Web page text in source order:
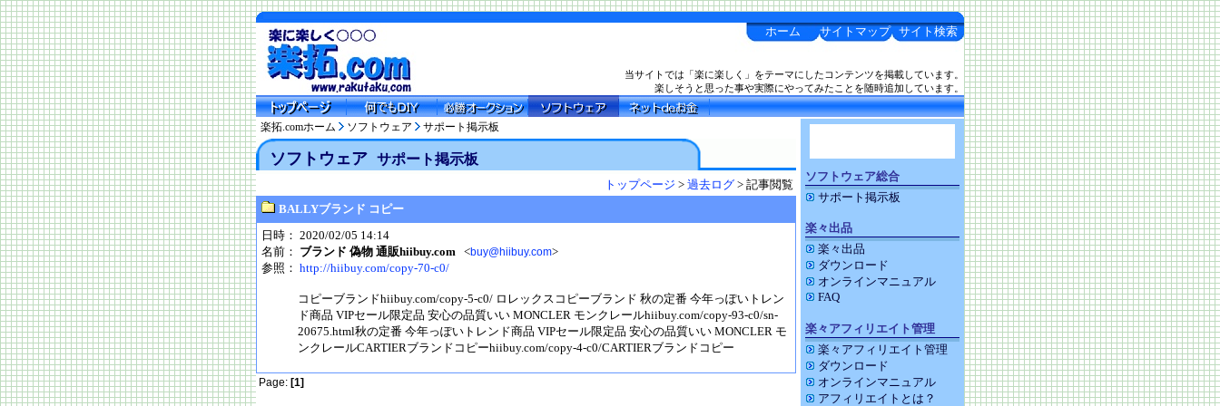
ホーム サイトマップ サイト検索
当サイトでは「楽に楽しく」をテーマにしたコンテンツを掲載しています。
楽しそうと思った事や実際にやってみたことを随時追加しています。
楽拓.comホーム ソフトウェア サポート掲示板
ソフトウェア サポート掲示板
トップページ > 過去ログ > 記事閲覧
BALLYブランド コピー
日時： 2020/02/05 14:14
名前： ブランド 偽物 通販hiibuy.com <buy@hiibuy.com>
参照： http://hiibuy.com/copy-70-c0/
コピーブランドhiibuy.com/copy-5-c0/ ロレックスコピーブランド 秋の定番 今年っぽいトレン
ド商品 VIPセール限定品 安心の品質いい MONCLER モンクレールhiibuy.com/copy-93-c0/sn-
20675.html秋の定番 今年っぽいトレンド商品 VIPセール限定品 安心の品質いい MONCLER モ
ンクレールCARTIERブランドコピーhiibuy.com/copy-4-c0/CARTIERブランドコピー
Page: [1]
ソフトウェア総合
サポート掲示板
楽々出品
楽々出品
ダウンロード
オンラインマニュアル
FAQ
楽々アフィリエイト管理
楽々アフィリエイト管理
ダウンロード
オンラインマニュアル
アフィリエイトとは？